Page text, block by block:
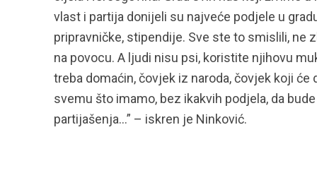
vlast i partija donijeli su najveće podjele u
pripravničke, stipendije. Sve ste to smislili, ne
na povocu. A ljudi nisu psi, koristite njihovu
treba domaćin, čovjek iz naroda, čovjek koji
svemu što imamo, bez ikakvih podjela, da
partijašenja…” – iskren je Ninković.